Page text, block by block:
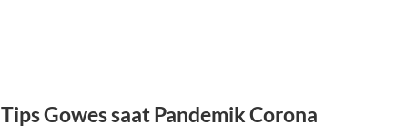
Tips Gowes saat Pandemik Corona